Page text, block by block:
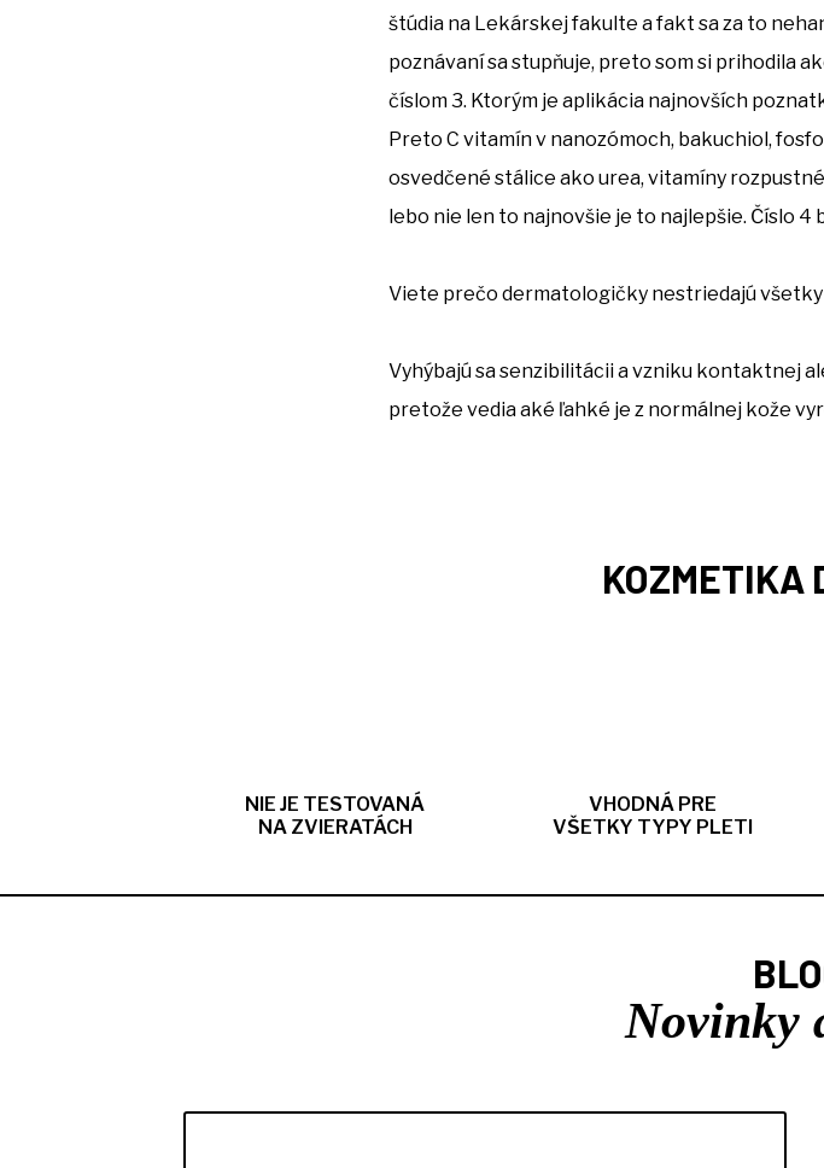
štúdia na Lekárskej fakulte a fakt sa za to
poznávaní sa stupňuje, preto som si prihodila
číslom 3. Ktorým je aplikácia najnovších
Preto C vitamín v nanozómoch, bakuchiol,
osvedčené stálice ako urea, vitamíny
lebo nie len to najnovšie je to najlepšie. Číslo 4
Viete prečo dermatologičky nestriedajú
Vyhýbajú sa senzibilitácii a vzniku kontaktnej
pretože vedia aké ľahké je z normálnej kože
KOZMETIKA
NIE JE TESTOVANÁ
NA ZVIERATÁCH
VHODNÁ PRE
VŠETKY TYPY PLETI
Novinky